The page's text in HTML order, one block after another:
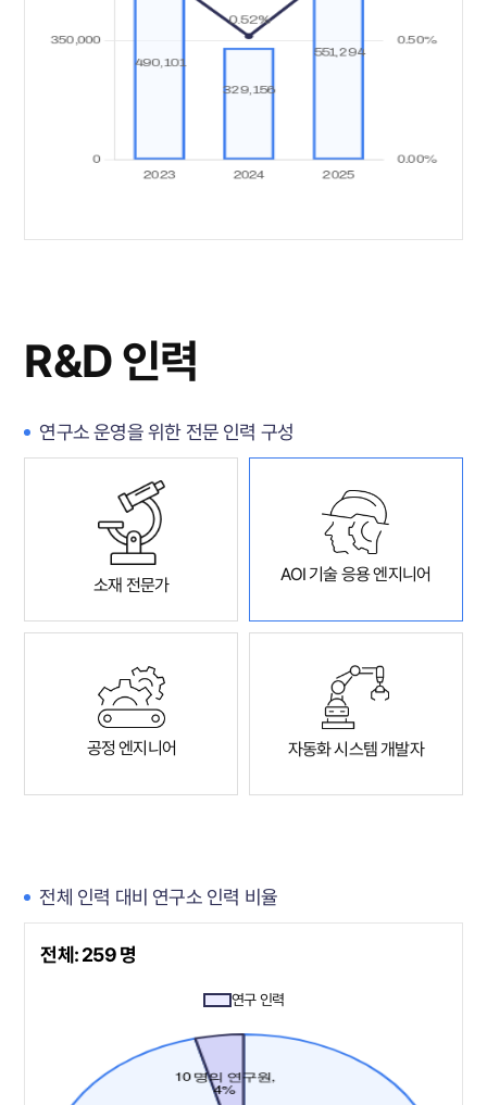
R&D 인력
연구소 운영을 위한 전문 인력 구성
소재 전문가 AOI 기술 응용 엔지니어
공정 엔지니어 자동화 시스템 개발자
전체 인력 대비 연구소 인력 비율
전체: 259 명
연구 인력